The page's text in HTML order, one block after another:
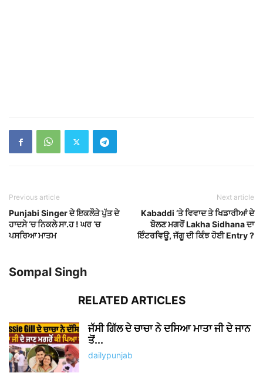
Previous article
Punjabi Singer ਦੇ ਇਕਲੌਤੇ ਪੁੱਤ ਦੇ
ਹਾਦਸੇ ‘ਚ ਨਿਕਲੇ ਸਾ.ਹ ! ਘਰ ‘ਚ
ਪਸਰਿਆ ਮਾਤਮ
Next article
Kabaddi ‘ਤੇ ਵਿਵਾਦ ਤੇ ਖਿਡਾਰੀਆਂ ਦੇ
ਬੋਲਣ ਮਗਰੋਂ Lakha Sidhana ਦਾ
ਇੰਟਰਵਿਊ, ਜੱਗੂ ਦੀ ਕਿੰਝ ਹੋਈ Entry ?
Sompal Singh
RELATED ARTICLES
ਜੱਸੀ ਗਿੱਲ ਦੇ ਚਾਚਾ ਨੇ ਦਸਿਆ ਮਾਤਾ ਜੀ ਦੇ ਜਾਨ
ਤੋਂ...
dailypunjab